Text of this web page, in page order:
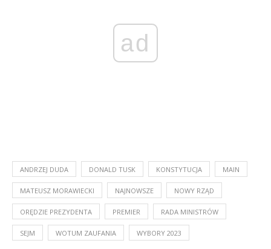
ad
ANDRZEJ DUDA DONALD TUSK KONSTYTUCJA MAIN
MATEUSZ MORAWIECKI NAJNOWSZE NOWY RZĄD
ORĘDZIE PREZYDENTA PREMIER RADA MINISTRÓW
SEJM WOTUM ZAUFANIA WYBORY 2023